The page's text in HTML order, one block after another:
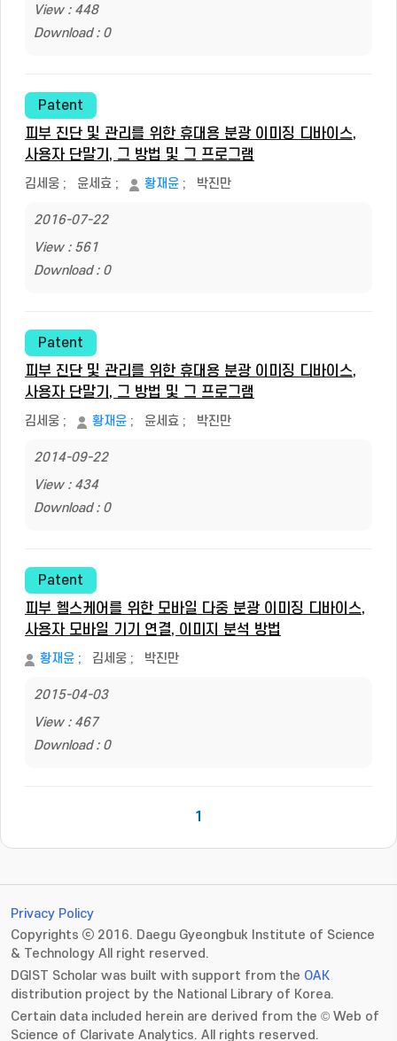
View : 448
Download : 0
Patent
피부 진단 및 관리를 위한 휴대용 분광 이미징 디바이스,
사용자 단말기, 그 방법 및 그 프로그램
김세웅 ; 윤세효 ; 황재윤 ; 박진만
2016-07-22
View : 561
Download : 0
Patent
피부 진단 및 관리를 위한 휴대용 분광 이미징 디바이스,
사용자 단말기, 그 방법 및 그 프로그램
김세웅 ; 황재윤 ; 윤세효 ; 박진만
2014-09-22
View : 434
Download : 0
Patent
피부 헬스케어를 위한 모바일 다중 분광 이미징 디바이스,
사용자 모바일 기기 연결, 이미지 분석 방법
황재윤 ; 김세웅 ; 박진만
2015-04-03
View : 467
Download : 0
1
Privacy Policy
Copyrights ⓒ 2016. Daegu Gyeongbuk Institute of Science
& Technology All right reserved.
DGIST Scholar was built with support from the OAK
distribution project by the National Library of Korea.
Certain data included herein are derived from the © Web of
Science of Clarivate Analytics. All rights reserved.